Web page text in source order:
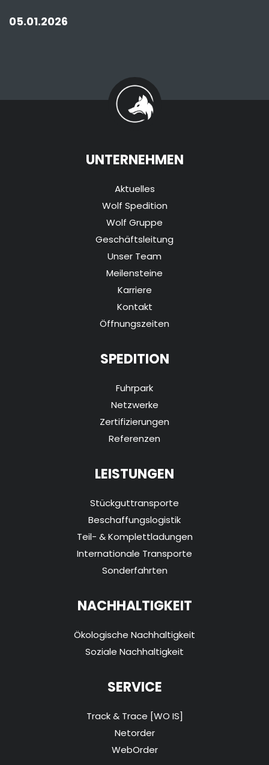
05.01.2026
UNTERNEHMEN
Aktuelles
Wolf Spedition
Wolf Gruppe
Geschäftsleitung
Unser Team
Meilensteine
Karriere
Kontakt
Öffnungszeiten
SPEDITION
Fuhrpark
Netzwerke
Zertifizierungen
Referenzen
LEISTUNGEN
Stückguttransporte
Beschaffungslogistik
Teil- & Komplettladungen
Internationale Transporte
Sonderfahrten
NACHHALTIGKEIT
Ökologische Nachhaltigkeit
Soziale Nachhaltigkeit
SERVICE
Track & Trace [WO IS]
Netorder
WebOrder